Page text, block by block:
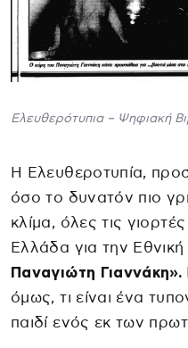
Ελευθερότυπια – Ψηφιακή
Η Ελευθεροτυπία,
όσο το δυνατόν πιο
κλίμα, όλες τις
Ελλάδα για την
Παναγιώτη Γιαννάκη».
όμως, τι είναι ένα
παιδί ενός εκ των